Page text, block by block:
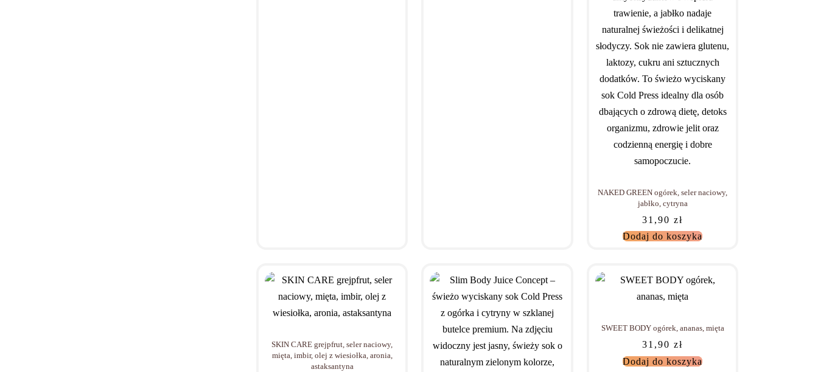
NAKED GREEN ogórek, seler naciowy,
jabłko, cytryna
31,90zł
Dodaj do koszyka
SKIN CARE grejpfrut, seler naciowy,
mięta, imbir, olej z wiesiołka, aronia,
astaksantyna
SWEET BODY ogórek, ananas, mięta
31,90zł
Dodaj do koszyka